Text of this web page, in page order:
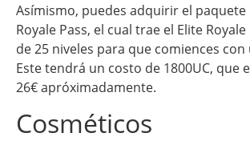
Asímismo, puedes adquirir el paquete
Royale Pass, el cual trae el Elite
de 25 niveles para que comiences con
Este tendrá un costo de 1800UC, que
26€ apróximadamente.
Cosméticos